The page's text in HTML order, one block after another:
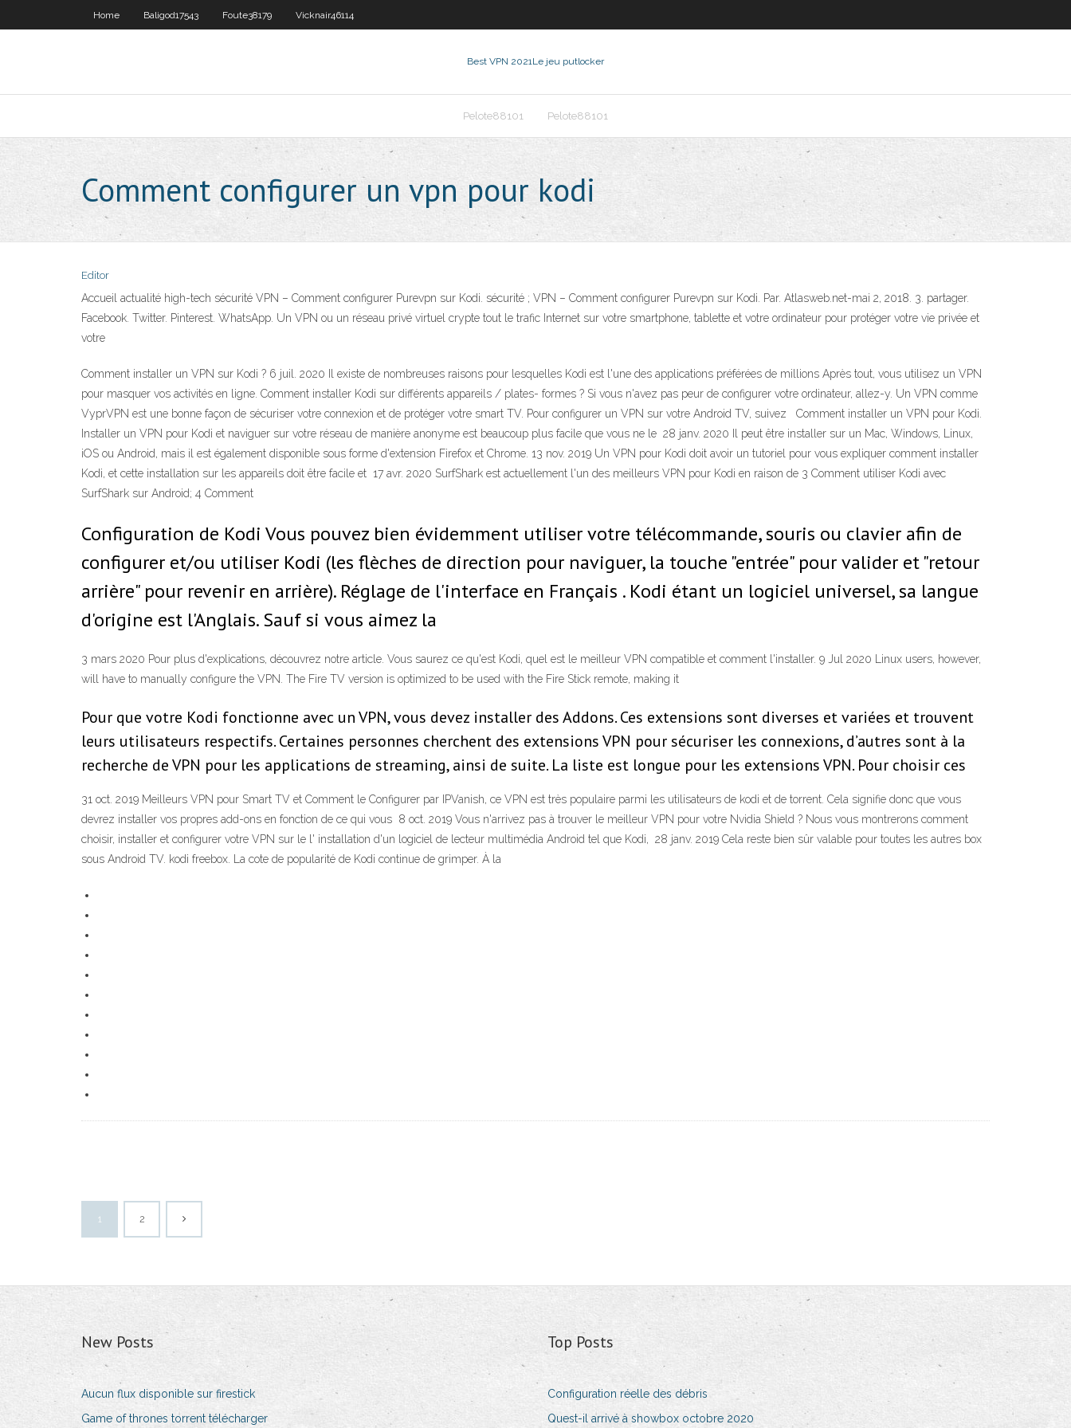
Home Baligod17543 Foute38179 Vicknair46114
Best VPN 2021Le jeu putlocker
Pelote88101 Pelote88101
Comment configurer un vpn pour kodi
Editor
Accueil actualité high-tech sécurité VPN – Comment configurer Purevpn sur Kodi. sécurité ; VPN – Comment configurer Purevpn sur Kodi. Par. Atlasweb.net-mai 2, 2018. 3. partager.
Facebook. Twitter. Pinterest. WhatsApp. Un VPN ou un réseau privé virtuel crypte tout le trafic Internet sur votre smartphone, tablette et votre ordinateur pour protéger votre vie privée et
votre
Comment installer un VPN sur Kodi ? 6 juil. 2020 Il existe de nombreuses raisons pour lesquelles Kodi est l'une des applications préférées de millions Après tout, vous utilisez un VPN
pour masquer vos activités en ligne. Comment installer Kodi sur différents appareils / plates- formes ? Si vous n'avez pas peur de configurer votre ordinateur, allez-y. Un VPN comme
VyprVPN est une bonne façon de sécuriser votre connexion et de protéger votre smart TV. Pour configurer un VPN sur votre Android TV, suivez Comment installer un VPN pour Kodi.
Installer un VPN pour Kodi et naviguer sur votre réseau de manière anonyme est beaucoup plus facile que vous ne le 28 janv. 2020 Il peut être installer sur un Mac, Windows, Linux,
iOS ou Android, mais il est également disponible sous forme d'extension Firefox et Chrome. 13 nov. 2019 Un VPN pour Kodi doit avoir un tutoriel pour vous expliquer comment installer
Kodi, et cette installation sur les appareils doit être facile et 17 avr. 2020 SurfShark est actuellement l'un des meilleurs VPN pour Kodi en raison de 3 Comment utiliser Kodi avec
SurfShark sur Android; 4 Comment
Configuration de Kodi Vous pouvez bien évidemment utiliser votre télécommande, souris ou clavier afin de
configurer et/ou utiliser Kodi (les flèches de direction pour naviguer, la touche "entrée" pour valider et "retour
arrière" pour revenir en arrière). Réglage de l'interface en Français . Kodi étant un logiciel universel, sa langue
d'origine est l'Anglais. Sauf si vous aimez la
3 mars 2020 Pour plus d'explications, découvrez notre article. Vous saurez ce qu'est Kodi, quel est le meilleur VPN compatible et comment l'installer. 9 Jul 2020 Linux users, however,
will have to manually configure the VPN. The Fire TV version is optimized to be used with the Fire Stick remote, making it
Pour que votre Kodi fonctionne avec un VPN, vous devez installer des Addons. Ces extensions sont diverses et variées et trouvent
leurs utilisateurs respectifs. Certaines personnes cherchent des extensions VPN pour sécuriser les connexions, d’autres sont à la
recherche de VPN pour les applications de streaming, ainsi de suite. La liste est longue pour les extensions VPN. Pour choisir ces
31 oct. 2019 Meilleurs VPN pour Smart TV et Comment le Configurer par IPVanish, ce VPN est très populaire parmi les utilisateurs de kodi et de torrent. Cela signifie donc que vous
devrez installer vos propres add-ons en fonction de ce qui vous 8 oct. 2019 Vous n'arrivez pas à trouver le meilleur VPN pour votre Nvidia Shield ? Nous vous montrerons comment
choisir, installer et configurer votre VPN sur le l' installation d'un logiciel de lecteur multimédia Android tel que Kodi, 28 janv. 2019 Cela reste bien sûr valable pour toutes les autres box
sous Android TV. kodi freebox. La cote de popularité de Kodi continue de grimper. À la
1 2
New Posts
Aucun flux disponible sur firestick
Game of thrones torrent télécharger
Top Posts
Configuration réelle des débris
Quest-il arrivé à showbox octobre 2020